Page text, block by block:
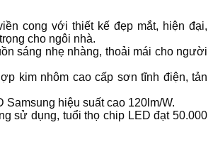
cong với thiết kế đẹp mắt, hiện đại,
cho ngôi nhà.
sáng nhẹ nhàng, thoải mái cho người
kim nhôm cao cấp sơn tĩnh điện, tản
Samsung hiệu suất cao 120lm/W.
sử dụng, tuổi thọ chip LED đạt 50.000